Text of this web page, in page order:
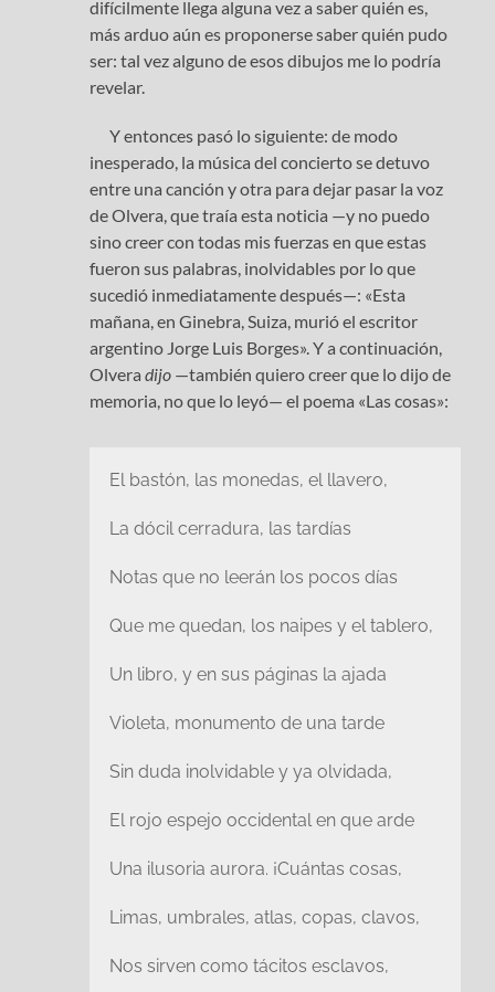
difícilmente llega alguna vez a saber quién es,
más arduo aún es proponerse saber quién pudo
ser: tal vez alguno de esos dibujos me lo podría
revelar.
Y entonces pasó lo siguiente: de modo
inesperado, la música del concierto se detuvo
entre una canción y otra para dejar pasar la voz
de Olvera, que traía esta noticia —y no puedo
sino creer con todas mis fuerzas en que estas
fueron sus palabras, inolvidables por lo que
sucedió inmediatamente después—: «Esta
mañana, en Ginebra, Suiza, murió el escritor
argentino Jorge Luis Borges». Y a continuación,
Olveradijo —también quiero creer que lo dijo de
memoria, no que lo leyó— el poema «Las cosas»:
El bastón, las monedas, el llavero,
La dócil cerradura, las tardías
Notas que no leerán los pocos días
Que me quedan, los naipes y el tablero,
Un libro, y en sus páginas la ajada
Violeta, monumento de una tarde
Sin duda inolvidable y ya olvidada,
El rojo espejo occidental en que arde
Una ilusoria aurora. ¡Cuántas cosas,
Limas, umbrales, atlas, copas, clavos,
Nos sirven como tácitos esclavos,